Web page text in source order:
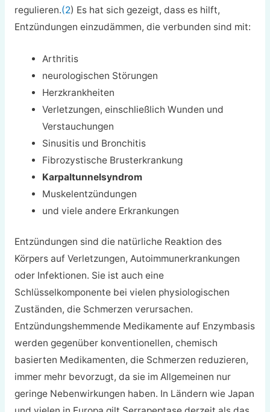
regulieren.(2) Es hat sich gezeigt, dass es hilft,
Entzündungen einzudämmen, die verbunden sind mit:
Arthritis
neurologischen Störungen
Herzkrankheiten
Verletzungen, einschließlich Wunden und
Verstauchungen
Sinusitis und Bronchitis
Fibrozystische Brusterkrankung
Karpaltunnelsyndrom
Muskelentzündungen
und viele andere Erkrankungen
Entzündungen sind die natürliche Reaktion des
Körpers auf Verletzungen, Autoimmunerkrankungen
oder Infektionen. Sie ist auch eine
Schlüsselkomponente bei vielen physiologischen
Zuständen, die Schmerzen verursachen.
Entzündungshemmende Medikamente auf Enzymbasis
werden gegenüber konventionellen, chemisch
basierten Medikamenten, die Schmerzen reduzieren,
immer mehr bevorzugt, da sie im Allgemeinen nur
geringe Nebenwirkungen haben. In Ländern wie Japan